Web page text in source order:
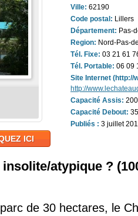
Ville: 62190
Code postal: Lillers
Département: Pas-
Region: Nord-Pas-
Tél. Fixe: 03 21 61
Tél. Portable: 06 09
Site Internet (http://
http://
Capacité Assis: 200
Capacité Debout:
Publiés : 3 juillet
ICI
atypique ?
de 30 hectares, le